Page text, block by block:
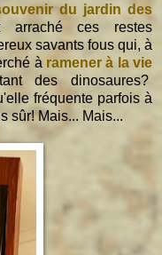
du jardin des
ces restes
savants fous qui, à
à ramener à la vie
des dinosaures?
fréquente parfois à
sûr! Mais... Mais...